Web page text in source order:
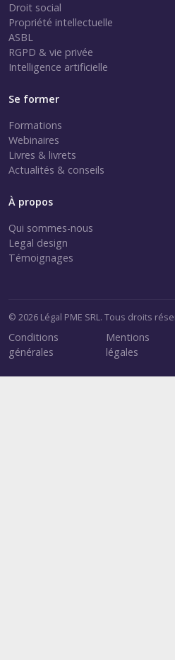
Droit social
Propriété intellectuelle
ASBL
RGPD & vie privée
Intelligence artificielle
Se former
Formations
Webinaires
Livres & livrets
Actualités & conseils
À propos
Qui sommes-nous
Legal design
Témoignages
© 2026 Légal PME SRL. Tous droits
Conditions
générales
Mentions
légales